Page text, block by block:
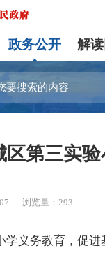
政务公开 解
区第三实
浏览量： 293
学义务教育，促进